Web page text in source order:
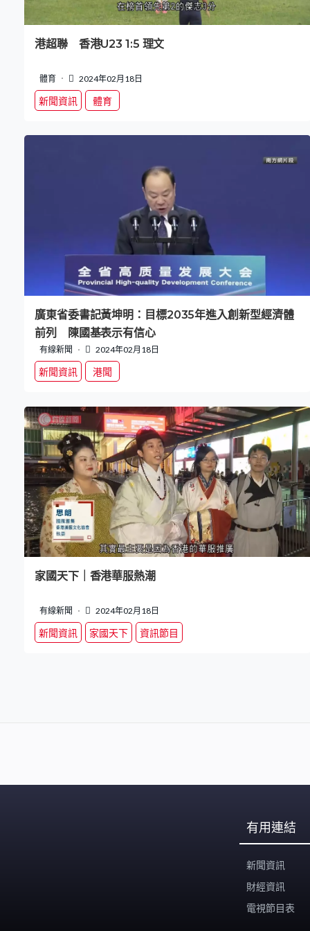
港超聯 香港U23 1:5 理文
體育 2024年02月18日
新聞資訊 體育
廣東省委書記黃坤明：目標2035年進入創新型經濟體
前列 陳國基表示有信心
有線新聞 2024年02月18日
新聞資訊 港聞
家國天下｜香港華服熱潮
有線新聞 2024年02月18日
新聞資訊 家國天下 資訊節目
有用連結
新聞資訊
財經資訊
電視節目表